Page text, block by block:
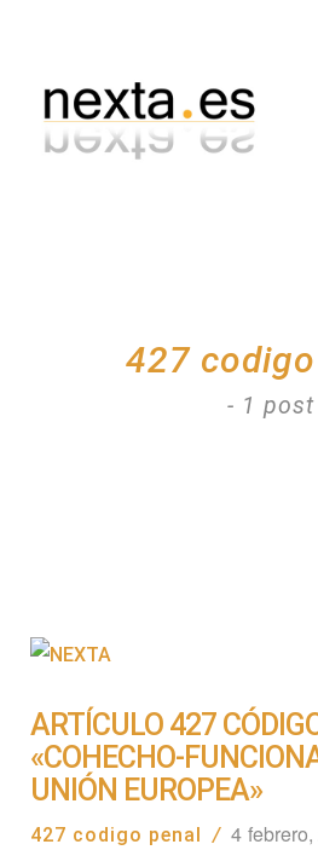
427
- 1 post
ARTÍCULO 427
«COHECHO-
UNIÓN EUROPEA»
427 codigo penal / 4